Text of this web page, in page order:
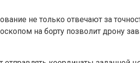
не только отвечают за
на борту позволит дрону